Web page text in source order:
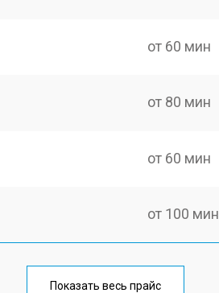
от 60 мин
от 80 мин
от 60 мин
от 100 мин
от 50 мин
Показать весь прайс